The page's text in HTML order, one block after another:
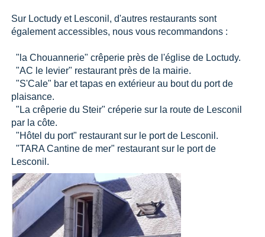
Sur Loctudy et Lesconil, d'autres restaurants sont
également accessibles, nous vous recommandons :
"la Chouannerie" crêperie près de l'église de Loctudy.
"AC le levier" restaurant près de la mairie.
"S'Cale" bar et tapas en extérieur au bout du port de
plaisance.
"La crêperie du Steir" créperie sur la route de Lesconil
par la côte.
"Hôtel du port" restaurant sur le port de Lesconil.
"TARA Cantine de mer" restaurant sur le port de
Lesconil.